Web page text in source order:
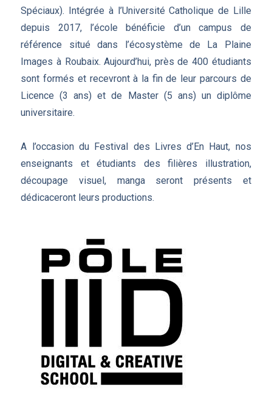
Spéciaux). Intégrée à l’Université Catholique de Lille
depuis 2017, l’école bénéficie d’un campus de
référence situé dans l’écosystème de La Plaine
Images à Roubaix. Aujourd’hui, près de 400 étudiants
sont formés et recevront à la fin de leur parcours de
Licence (3 ans) et de Master (5 ans) un diplôme
universitaire.
A l’occasion du Festival des Livres d’En Haut, nos
enseignants et étudiants des filières illustration,
découpage visuel, manga seront présents et
dédicaceront leurs productions.